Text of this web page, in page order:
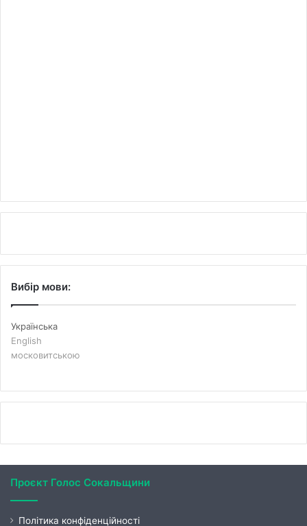
Вибір мови:
Українська
English
московитською
Проєкт Голос Сокальщини
Політика конфіденційності